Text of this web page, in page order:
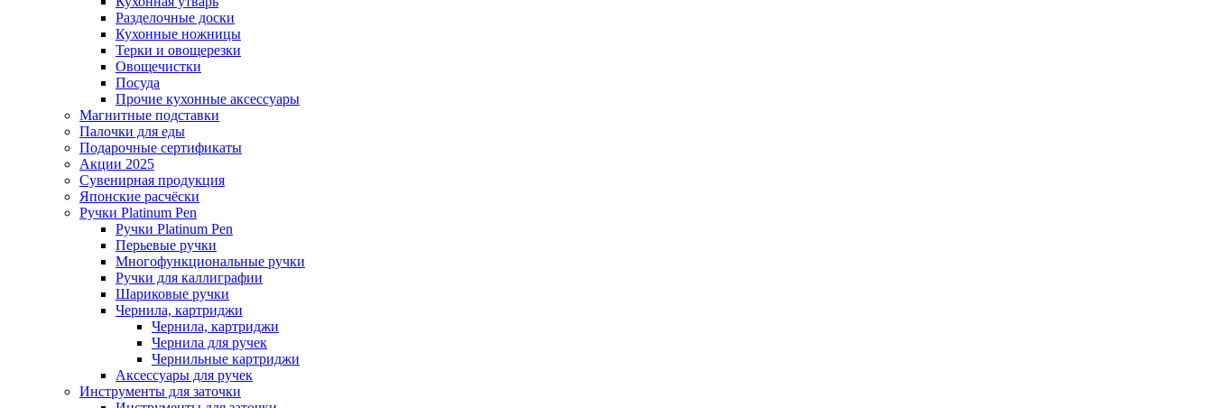
Разделочные доски
Кухонные ножницы
Терки и овощерезки
Овощечистки
Посуда
Прочие кухонные аксессуары
Магнитные подставки
Палочки для еды
Подарочные сертификаты
Акции 2025
Сувенирная продукция
Японские расчёски
Ручки Platinum Pen
Ручки Platinum Pen
Перьевые ручки
Многофункциональные ручки
Ручки для каллиграфии
Шариковые ручки
Чернила, картриджи
Чернила, картриджи
Чернила для ручек
Чернильные картриджи
Аксессуары для ручек
Инструменты для заточки